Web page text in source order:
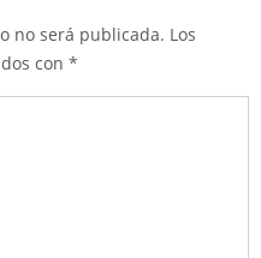
no será publicada. Los
con *